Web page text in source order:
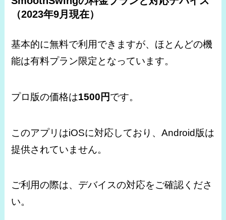
（2023年9月現在）
基本的に無料で利用できますが、ほとんどの機
能は有料プラン限定となっています。
プロ版の価格は1500円です。
このアプリはiOSに対応しており、Android版は
提供されていません。
ご利用の際は、デバイスの対応をご確認くださ
い。